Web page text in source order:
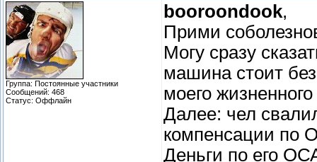
Группа: Постоянные участники
Сообщений: 468
Статус: Оффлайн
booroondook,
Прими
Могу сразу
машина стоит
моего
Далее: чел
компенсации по
Деньги по его